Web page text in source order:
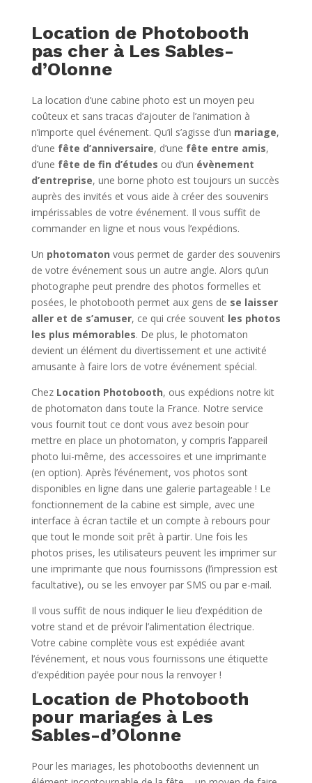
Location de Photobooth
pas cher à Les Sables-
d’Olonne
La location d’une cabine photo est un moyen peu
coûteux et sans tracas d’ajouter de l’animation à
n’importe quel événement. Qu’il s’agisse d’un mariage,
d’une fête d’anniversaire, d’une fête entre amis,
d’une fête de fin d’études ou d’un évènement
d’entreprise, une borne photo est toujours un succès
auprès des invités et vous aide à créer des souvenirs
impérissables de votre événement. Il vous suffit de
commander en ligne et nous vous l’expédions.
Un photomaton vous permet de garder des souvenirs
de votre événement sous un autre angle. Alors qu’un
photographe peut prendre des photos formelles et
posées, le photobooth permet aux gens de se laisser
aller et de s’amuser, ce qui crée souvent les photos
les plus mémorables. De plus, le photomaton
devient un élément du divertissement et une activité
amusante à faire lors de votre événement spécial.
Chez Location Photobooth, ous expédions notre kit
de photomaton dans toute la France. Notre service
vous fournit tout ce dont vous avez besoin pour
mettre en place un photomaton, y compris l’appareil
photo lui-même, des accessoires et une imprimante
(en option). Après l’événement, vos photos sont
disponibles en ligne dans une galerie partageable ! Le
fonctionnement de la cabine est simple, avec une
interface à écran tactile et un compte à rebours pour
que tout le monde soit prêt à partir. Une fois les
photos prises, les utilisateurs peuvent les imprimer sur
une imprimante que nous fournissons (l’impression est
facultative), ou se les envoyer par SMS ou par e-mail.
Il vous suffit de nous indiquer le lieu d’expédition de
votre stand et de prévoir l’alimentation électrique.
Votre cabine complète vous est expédiée avant
l’événement, et nous vous fournissons une étiquette
d’expédition payée pour nous la renvoyer !
Location de Photobooth
pour mariages à Les
Sables-d’Olonne
Pour les mariages, les photobooths deviennent un